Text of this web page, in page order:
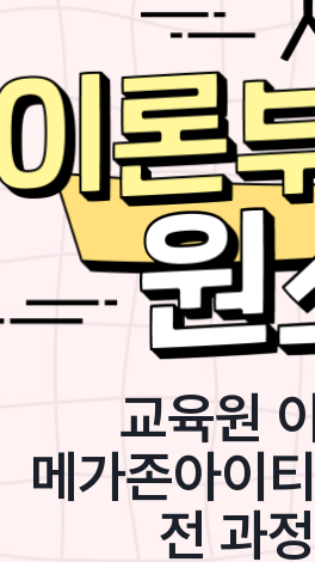
교육원
메가존아이
전 과